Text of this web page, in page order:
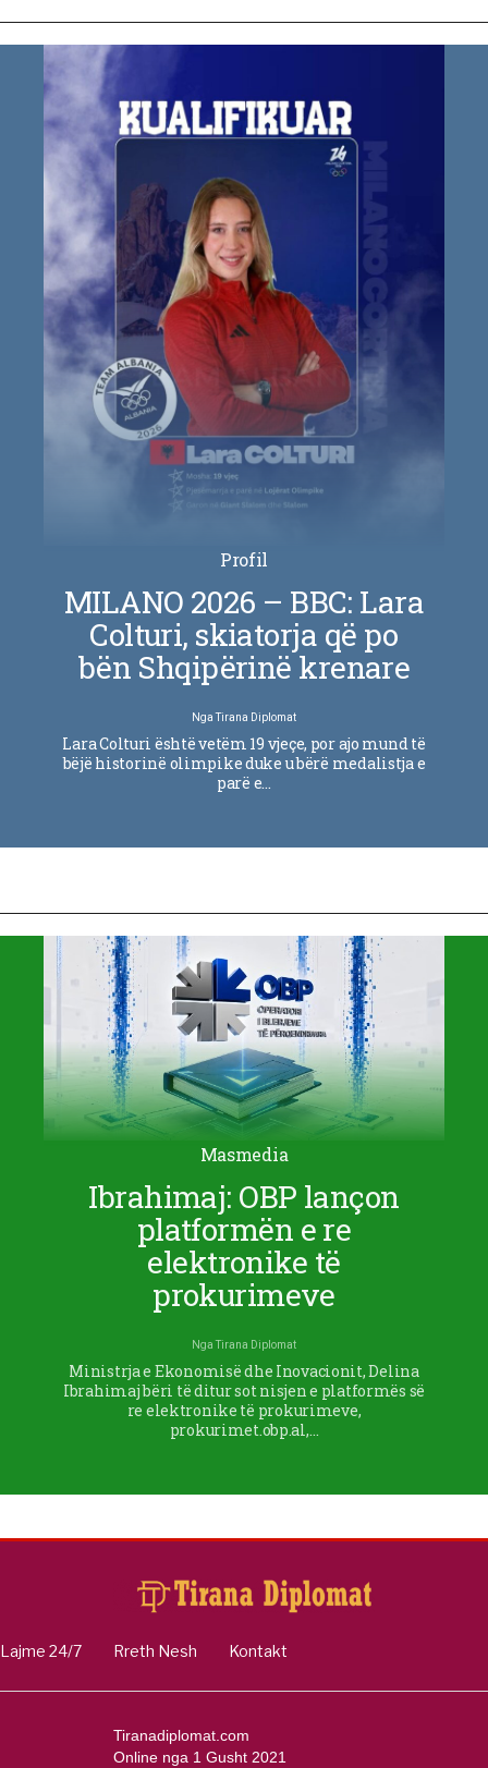
Profil
MILANO 2026 – BBC: Lara
Colturi, skiatorja që po
bën Shqipërinë krenare
NgaTirana Diplomat
Lara Colturi është vetëm 19 vjeçe, por ajo mund të
bëjë historinë olimpike duke u bërë medalistja e
parë e…
Masmedia
Ibrahimaj: OBP lançon
platformën e re
elektronike të
prokurimeve
NgaTirana Diplomat
Ministrja e Ekonomisë dhe Inovacionit, Delina
Ibrahimaj bëri të ditur sot nisjen e platformës së
re elektronike të prokurimeve,
prokurimet.obp.al,…
Lajme 24/7 Rreth Nesh Kontakt
Tiranadiplomat.com
Online nga 1 Gusht 2021